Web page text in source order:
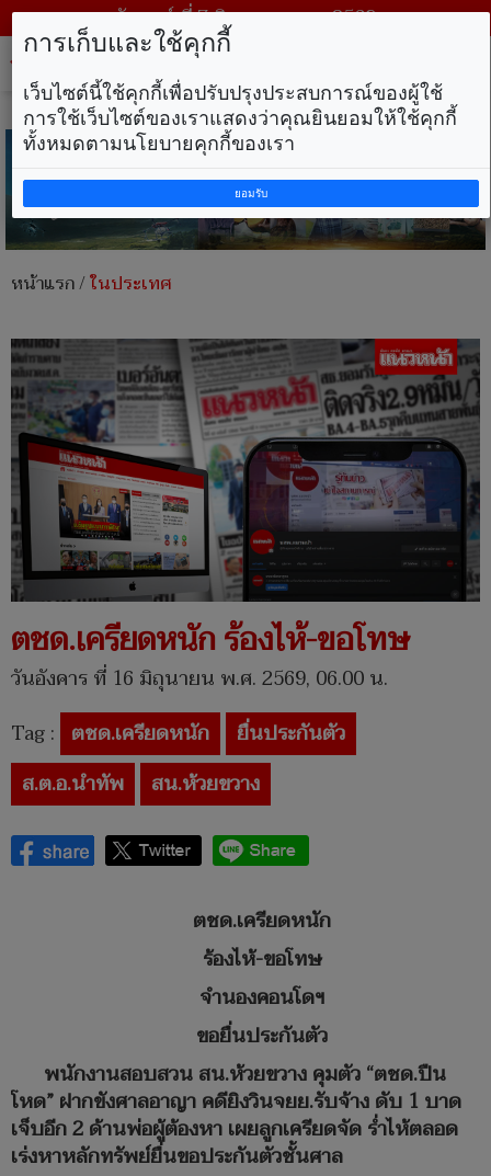
วันศุกร์ ที่ 7 สิงหาคม พ.ศ. 2569
หน้าแรก/ในประเทศ
ตชด.เครียดหนัก ร้องไห้-ขอโทษ
วันอังคาร ที่ 16 มิถุนายน พ.ศ. 2569, 06.00 น.
Tag : ตชด.เครียดหนัก
ยื่นประกันตัว
ส.ต.อ.นำทัพ
สน.ห้วยขวาง
ตชด.เครียดหนัก
ร้องไห้-ขอโทษ
จำนองคอนโดฯ
ขอยื่นประกันตัว
พนักงานสอบสวน สน.ห้วยขวาง คุมตัว “ตชด.ปืน
โหด” ฝากขังศาลอาญา คดียิงวินจยย.รับจ้าง ดับ 1 บาด
เจ็บอีก 2 ด้านพ่อผู้ต้องหา เผยลูกเครียดจัด ร่ำไห้ตลอด
เร่งหาหลักทรัพย์ยื่นขอประกันตัวชั้นศาล
การเก็บและใช้คุกกี้
เว็บไซต์นี้ใช้คุกกี้เพื่อปรับปรุงประสบการณ์ของผู้ใช้
การใช้เว็บไซต์ของเราแสดงว่าคุณยินยอมให้ใช้คุกกี้
ทั้งหมดตามนโยบายคุกกี้ของเรา
ยอมรับ